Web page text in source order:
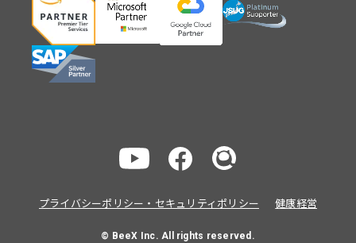
プライバシーポリシー・セキュリティポリシー 健康経営
© BeeX Inc. All rights reserved.